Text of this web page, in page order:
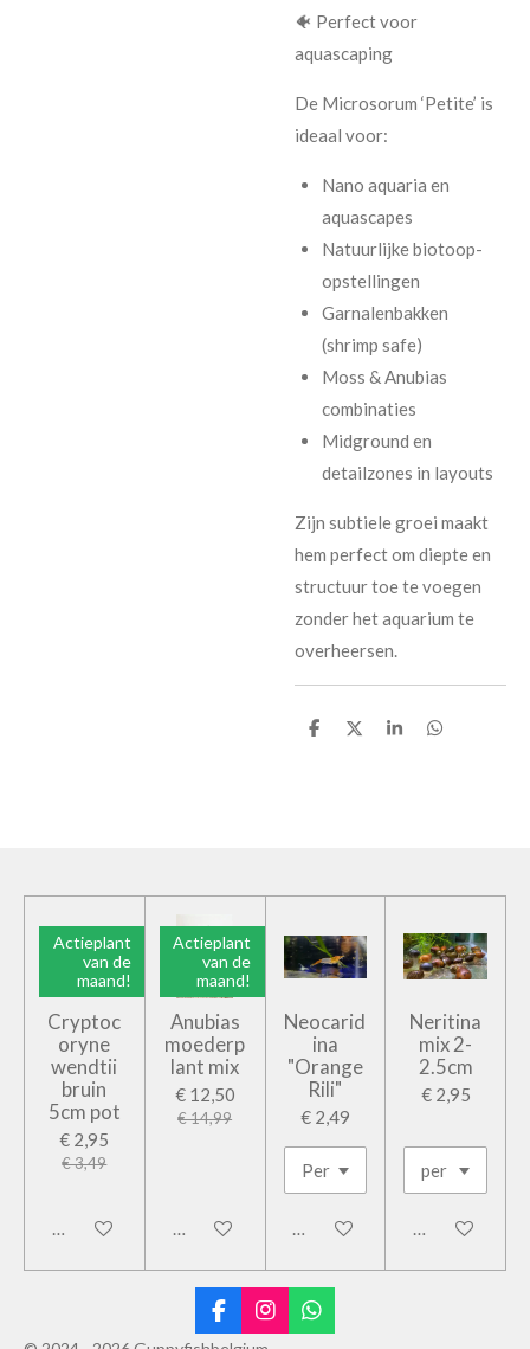
🐠 Perfect voor
aquascaping
De Microsorum ‘Petite’ is
ideaal voor:
Nano aquaria en
aquascapes
Natuurlijke biotoop-
opstellingen
Garnalenbakken
(shrimp safe)
Moss & Anubias
combinaties
Midground en
detailzones in layouts
Zijn subtiele groei maakt
hem perfect om diepte en
structuur toe te voegen
zonder het aquarium te
overheersen.
D
D
S
D
Actieplant
van de
maand!
Cryptoc
oryne
wendtii
bruin
5cm pot
€ 2,95
€ 3,49
In winkelwagen
Actieplant
van de
maand!
Anubias
moederp
lant mix
€ 12,50
€ 14,99
In winkelwagen
Neocarid
ina
"Orange
Rili"
€ 2,49
In winkelwagen
Neritina
mix 2-
2.5cm
€ 2,95
In
F
a
I
n
W
h